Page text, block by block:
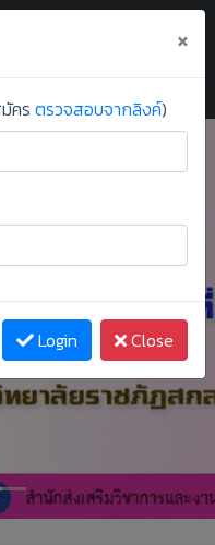
าชภัฏสกลนคร ×
คร ตรวจสอบจากลิงค์)
Login Close Next